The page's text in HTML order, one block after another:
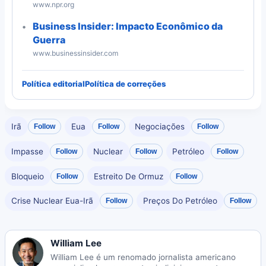
www.npr.org
Business Insider: Impacto Econômico da
Guerra
www.businessinsider.com
Política editorialPolítica de correções
Irã Follow Eua Follow Negociações Follow
Impasse Follow Nuclear Follow Petróleo Follow
Bloqueio Follow Estreito De Ormuz Follow
Crise Nuclear Eua-Irã Follow Preços Do Petróleo Follow
William Lee
William Lee é um renomado jornalista americano